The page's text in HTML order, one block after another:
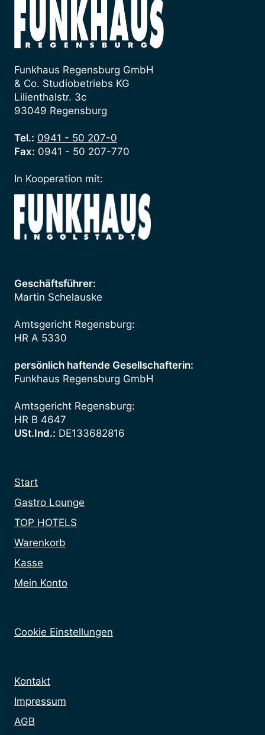
Funkhaus Regensburg GmbH
& Co. Studiobetriebs KG
Lilienthalstr. 3c
93049 Regensburg
Tel.: 0941 - 50 207-0
Fax: 0941 - 50 207-770
In Kooperation mit:
Geschäftsführer:
Martin Schelauske
Amtsgericht Regensburg:
HR A 5330
persönlich haftende Gesellschafterin:
Funkhaus Regensburg GmbH
Amtsgericht Regensburg:
HR B 4647
USt.Ind.: DE133682816
Start
Gastro Lounge
TOP HOTELS
Warenkorb
Kasse
Mein Konto
Cookie Einstellungen
Kontakt
Impressum
AGB